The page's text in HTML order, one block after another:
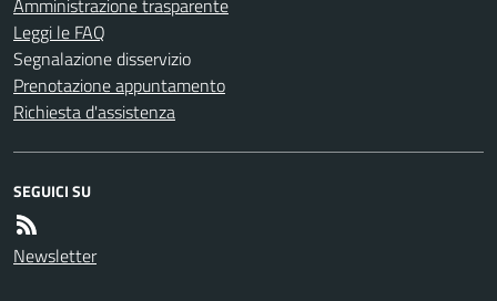
Leggi le FAQ
Segnalazione disservizio
Prenotazione appuntamento
Richiesta d'assistenza
SEGUICI SU
Newsletter